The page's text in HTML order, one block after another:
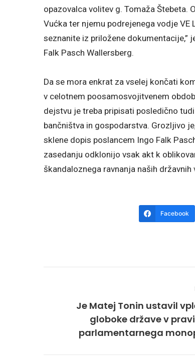
opazovalca volitev g. Tomaža Štebeta.
Vućka ter njemu podrejenega vodje
seznanite iz priložene dokumentacije,”
Falk Pasch Wallersberg.
Da se mora enkrat za vselej končati
v celotnem poosamosvojitvenem
dejstvu je treba pripisati posledično
bančništva in gospodarstva. Grozljivo
sklene dopis poslancem Ingo Falk
zasedanju odklonijo vsak akt k
škandaloznega ravnanja naših državnih
Facebook
Je Matej Tonin ustavil
globoke države v
parlamentarnega